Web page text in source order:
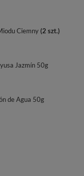
Ciemny(2 szt.)
Jazmín 50g
de Agua 50g